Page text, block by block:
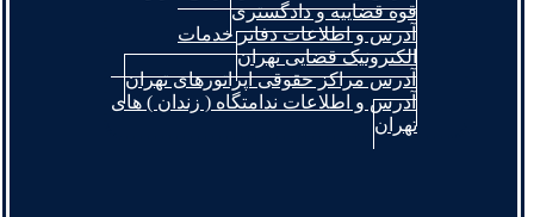
قوه قضاییه و دادگستری
آدرس و اطلاعات دفاتر خدمات
الکترونیک قضایی تهران
آدرس مراکز حقوقی اپراتورهای تهران
آدرس و اطلاعات ندامتگاه ( زندان ) های
تهران